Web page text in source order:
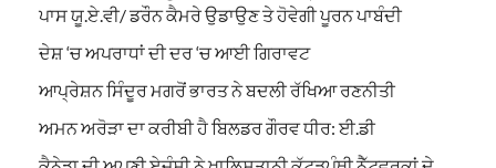
ਪਾਸ ਯੂ.ਏ.ਵੀ/ ਡਰੌਨ ਕੈਮਰੇ ਉਡਾਉਣ ਤੇ ਹੋਵੇਗੀ ਪੂਰਨ ਪਾਬੰਦੀ
ਦੇਸ਼ ‘ਚ ਅਪਰਾਧਾਂ ਦੀ ਦਰ ‘ਚ ਆਈ ਗਿਰਾਵਟ
ਆਪ੍ਰੇਸ਼ਨ ਸਿੰਦੂਰ ਮਗਰੋਂ ਭਾਰਤ ਨੇ ਬਦਲੀ ਰੱਖਿਆ ਰਣਨੀਤੀ
ਅਮਨ ਅਰੋੜਾ ਦਾ ਕਰੀਬੀ ਹੈ ਬਿਲਡਰ ਗੌਰਵ ਧੀਰ: ਈ.ਡੀ